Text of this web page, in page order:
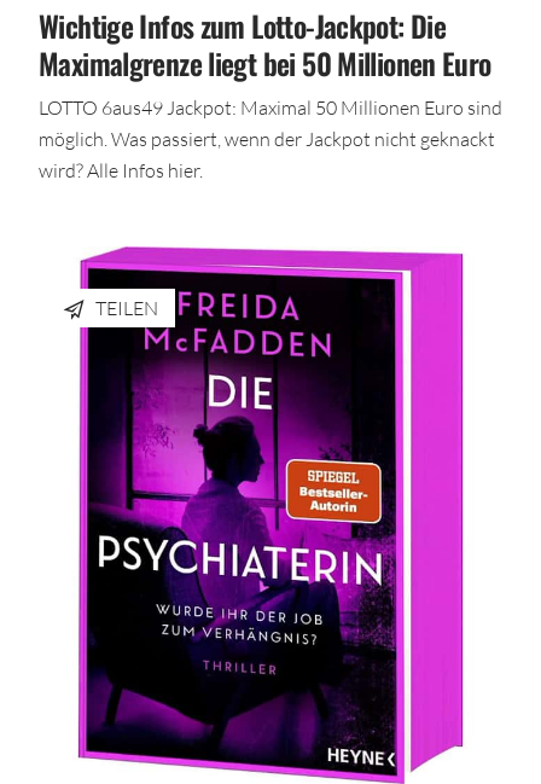
Wichtige Infos zum Lotto-Jackpot: Die
Maximalgrenze liegt bei 50 Millionen Euro
LOTTO 6aus49 Jackpot: Maximal 50 Millionen Euro sind
möglich. Was passiert, wenn der Jackpot nicht geknackt
wird? Alle Infos hier.
TEILEN